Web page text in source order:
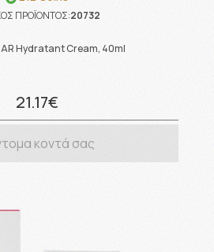
ΠΡΟΪΟΝΤΟΣ:20732
Hydratant Cream, 40ml
21.17€
κοντά σας